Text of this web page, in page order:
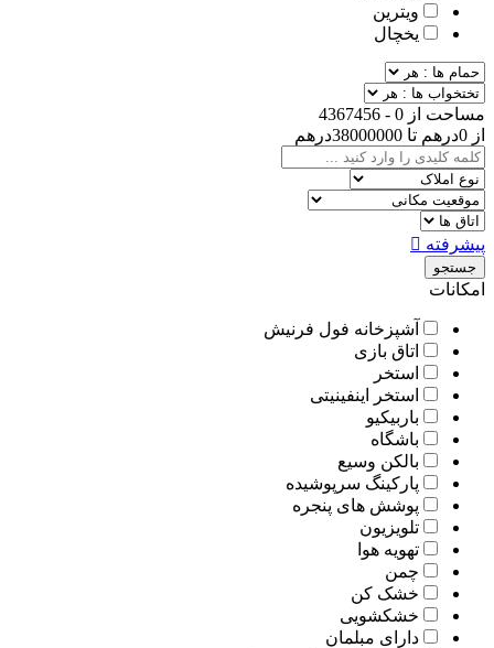
ویترین
یخچال
مساحت از 0
-
4367456
از 0درهم تا 38000000درهم
پیشرفته
جستجو
امکانات
آشپزخانه فول فرنیش
اتاق بازی
استخر
استخر اینفینیتی
باربیکیو
باشگاه
بالکن وسیع
پارکینگ سرپوشیده
پوشش های پنجره
تلویزیون
تهویه هوا
چمن
خشک کن
خشکشویی
دارای مبلمان